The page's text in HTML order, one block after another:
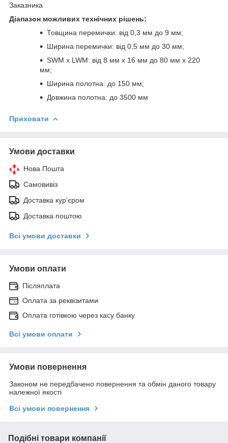
Заказника
Діапазон можливих технічних рішень:
Товщина перемички: від 0,3 мм до 9 мм;
Ширина перемички: від 0,5 мм до 30 мм;
SWM x LWM: від 8 мм х 16 мм до 80 мм х 220
мм;
Ширина полотна: до 150 мм;
Довжина полотна: до 3500 мм
Приховати
Умови доставки
Нова Пошта
Самовивіз
Доставка кур'єром
Доставка поштою
Всі умови доставки
Умови оплати
Післяплата
Оплата за реквізитами
Оплата готівкою через касу банку
Всі умови оплати
Умови повернення
Законом не передбачено повернення та обмін даного товару
належної якості
Всі умови повернення
Подібні товари компанії